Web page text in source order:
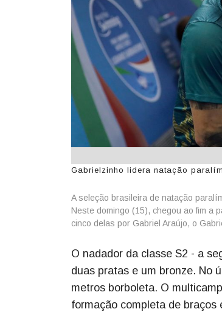
Gabrielzinho lidera natação
A seleção brasileira de natação
Neste domingo (15), chegou ao fim a
cinco delas por Gabriel Araújo, o
O nadador da classe S2 - a
duas pratas e um bronze. No
metros borboleta. O
formação completa de braços